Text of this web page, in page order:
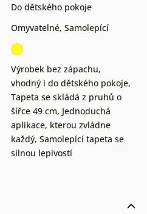
Do dětského pokoje
Omyvatelné, Samolepící
Výrobek bez zápachu,
vhodný i do dětského pokoje,
Tapeta se skládá z pruhů o
šířce 49 cm, Jednoduchá
aplikace, kterou zvládne
každý, Samolepící tapeta se
silnou lepivostí